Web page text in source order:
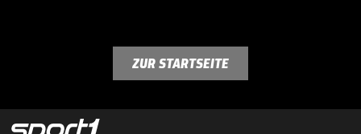
ZUR STARTSEITE